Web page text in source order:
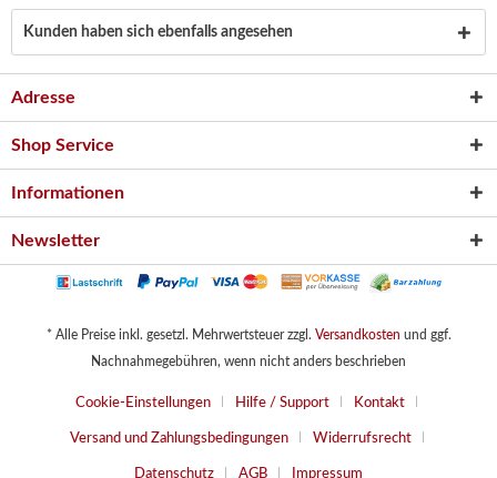
Kunden haben sich ebenfalls angesehen
Adresse
Shop Service
Informationen
Newsletter
* Alle Preise inkl. gesetzl. Mehrwertsteuer zzgl. Versandkosten und ggf.
Nachnahmegebühren, wenn nicht anders beschrieben
Cookie-Einstellungen Hilfe / Support Kontakt
Versand und Zahlungsbedingungen Widerrufsrecht
Datenschutz AGB Impressum